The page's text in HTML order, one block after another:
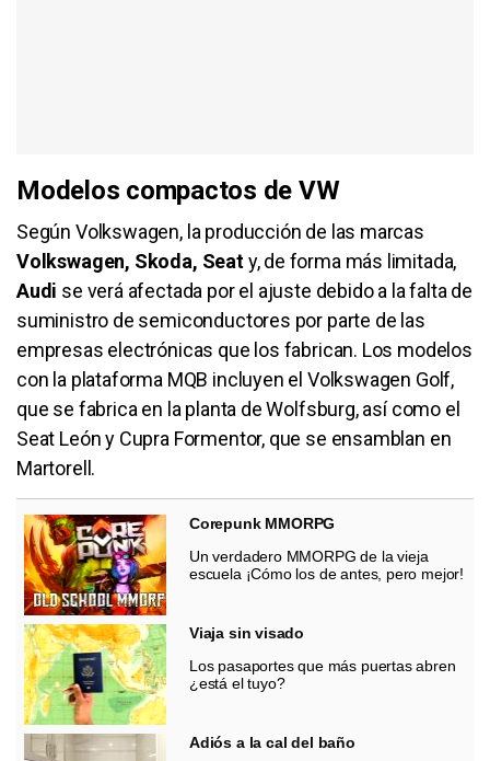
Modelos compactos de VW
Según Volkswagen, la producción de las marcas
Volkswagen, Skoda, Seaty, de forma más limitada,
Audi se verá afectada por el ajuste debido a la falta de
suministro de semiconductores por parte de las
empresas electrónicas que los fabrican. Los modelos
con la plataforma MQB incluyen el Volkswagen Golf,
que se fabrica en la planta de Wolfsburg, así como el
Seat León y Cupra Formentor, que se ensamblan en
Martorell.
Corepunk MMORPG
Un verdadero MMORPG de la vieja
escuela ¡Cómo los de antes, pero mejor!
Viaja sin visado
Los pasaportes que más puertas abren
¿está el tuyo?
Adiós a la cal del baño